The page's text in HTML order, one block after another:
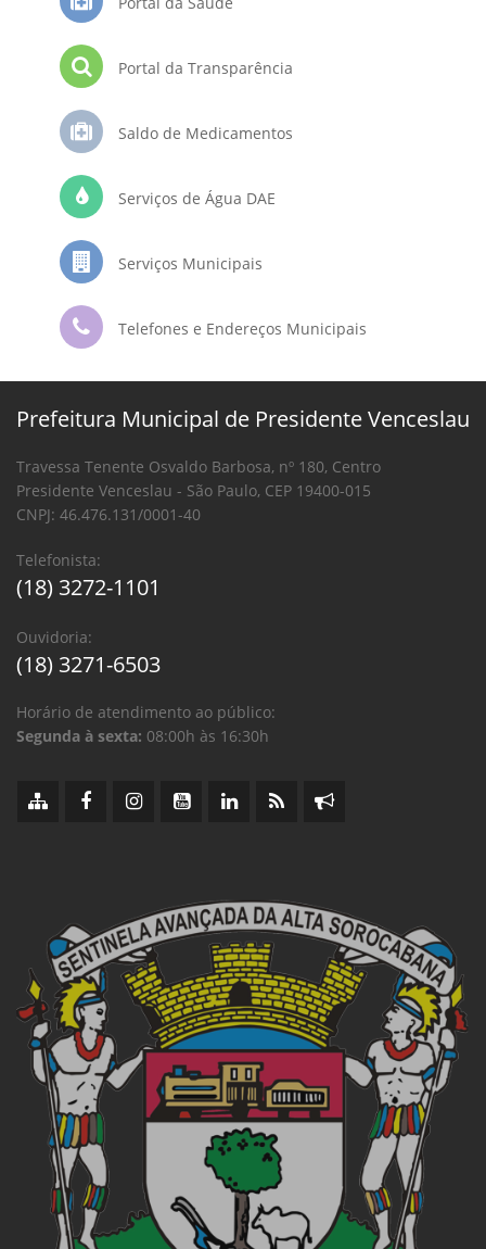
Portal da Transparência
Saldo de Medicamentos
Serviços de Água DAE
Serviços Municipais
Telefones e Endereços Municipais
Prefeitura Municipal de Presidente Venceslau
Travessa Tenente Osvaldo Barbosa, nº 180, Centro
Presidente Venceslau - São Paulo, CEP 19400-015
CNPJ: 46.476.131/0001-40
Telefonista:
(18) 3272-1101
Ouvidoria:
(18) 3271-6503
Horário de atendimento ao público:
Segunda à sexta: 08:00h às 16:30h